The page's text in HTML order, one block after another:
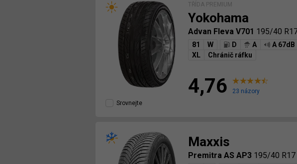
TŘÍDA PREMIUM
Yokohama
Advan Fleva V701 195/40
81 W D A
A 67dB
XL
Chránič ráfku
4,76
23 názory
Srovnejte
Maxxis
Premitra AS AP3 195/40 R17